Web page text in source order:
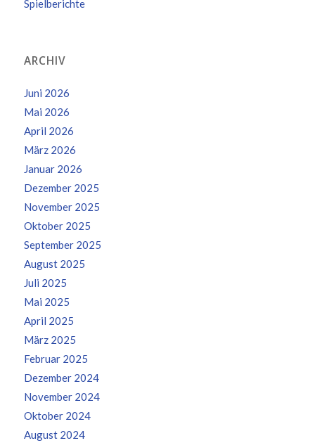
Spielberichte
ARCHIV
Juni 2026
Mai 2026
April 2026
März 2026
Januar 2026
Dezember 2025
November 2025
Oktober 2025
September 2025
August 2025
Juli 2025
Mai 2025
April 2025
März 2025
Februar 2025
Dezember 2024
November 2024
Oktober 2024
August 2024